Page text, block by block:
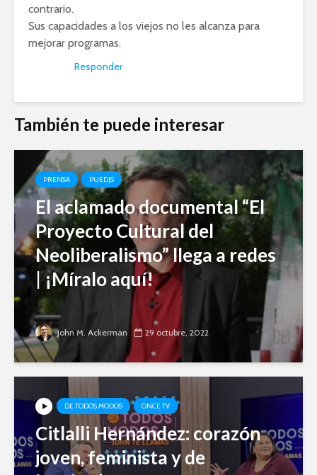
contrario.
Sus capacidades a los viejos no les alcanza para
mejorar programas.
Responder
También te puede interesar
PRENSA PUEDJS
El aclamado documental “El
Proyecto Cultural del
Neoliberalismo” llega a redes
| ¡Míralo aquí!
John M. Ackerman 29 octubre, 2022
DE TODOS MODOS ONCE TV
Citlalli Hernández: corazón
joven, feminista y de